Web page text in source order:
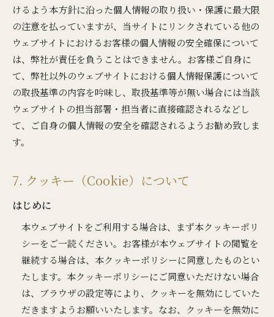
けるよう本方針に沿った個人情報の取り扱い・保護に最大限
の注意を払っていますが、当サイトにリンクされている他の
ウェブサイトにおけるお客様の個人情報の安全確保について
は、弊社が責任を負うことはできません。お客様ご自身に
て、弊社以外のウェブサイトにおける個人情報保護について
の取扱基準の内容を吟味し、取扱基準等が無い場合には当該
ウェブサイトの担当部署・担当者に直接確認されるなどし
て、ご自身の個人情報の安全を確認されるようお勧め致しま
す。
7. クッキー（Cookie）について
はじめに
本ウェブサイトをご利用する場合は、まず本クッキーポリ
シーをご一読ください。お客様が本ウェブサイトの閲覧を
継続する場合は、本クッキーポリシーに同意したものとい
たします。本クッキーポリシーにご同意いただけない場合
は、ブラウザの設定等により、クッキーを無効にしていた
だきますようお願いいたします。なお、クッキーを無効に